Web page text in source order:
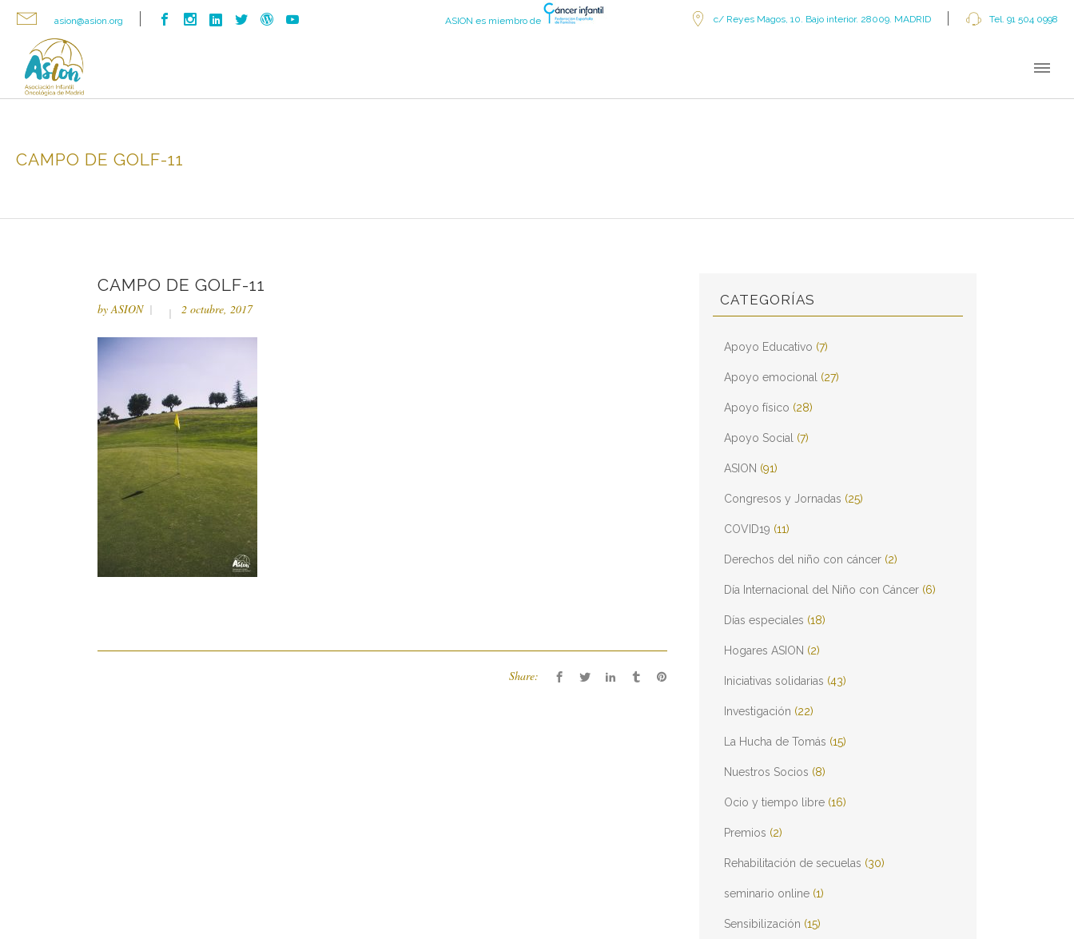
asion@asion.org ASION es miembro de c/ Reyes Magos, 10. Bajo interior. 28009. MADRID Tel. 91 504 0998
CAMPO DE GOLF-11
CAMPO DE GOLF-11
byASION 2 octubre, 2017
Share:
CATEGORÍAS
Apoyo Educativo (7)
Apoyo emocional (27)
Apoyo físico (28)
Apoyo Social (7)
ASION (91)
Congresos y Jornadas (25)
COVID19 (11)
Derechos del niño con cáncer (2)
Día Internacional del Niño con Cáncer (6)
Días especiales (18)
Hogares ASION (2)
Iniciativas solidarias (43)
Investigación (22)
La Hucha de Tomás (15)
Nuestros Socios (8)
Ocio y tiempo libre (16)
Premios (2)
Rehabilitación de secuelas (30)
seminario online (1)
Sensibilización (15)